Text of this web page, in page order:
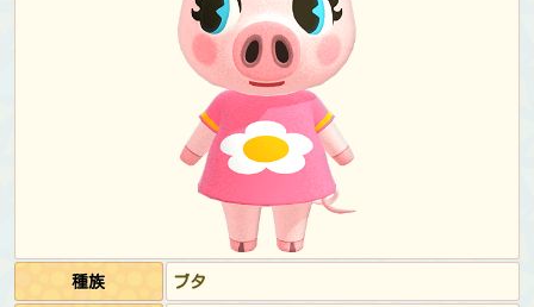
種族
ブタ